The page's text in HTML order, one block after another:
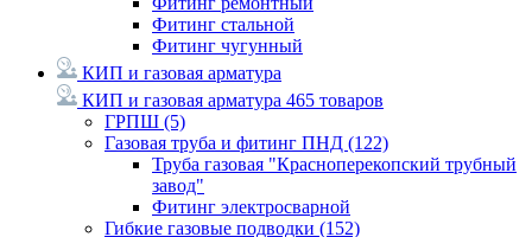
Фитинг стальной
Фитинг чугунный
КИП и газовая арматура
КИП и газовая арматура 465 товаров
ГРПШ (5)
Газовая труба и фитинг ПНД (122)
Труба газовая "Красноперекопский трубный
завод"
Фитинг электросварной
Гибкие газовые подводки (152)